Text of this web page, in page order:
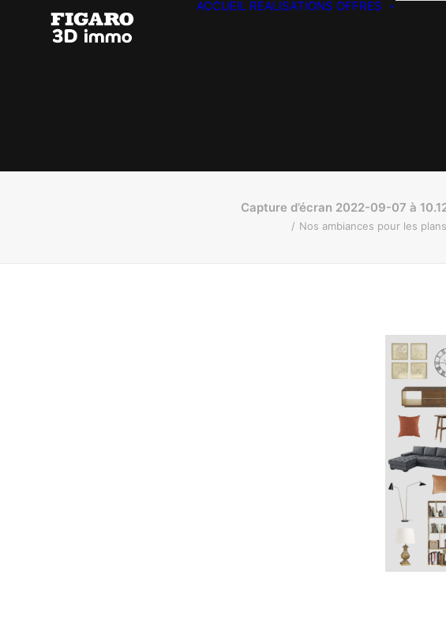
ACCUEIL RÉALISATIONS OFFRES
Capture d’écran 2022-09-07 à
Nos ambiances pour les